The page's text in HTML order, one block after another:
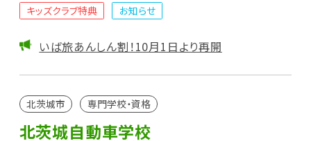
キッズクラブ特典 お知らせ
いば旅あんしん割！10月1日より再開
北茨城市 専門学校・資格
北茨城自動車学校